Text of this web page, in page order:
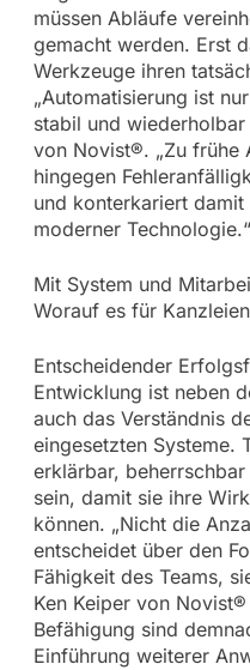
müssen Abläufe
gemacht werden. Erst
Werkzeuge ihren
„Automatisierung ist
stabil und
von Novist®. „Zu frühe
hingegen
und konterkariert
moderner Technologie.“
Mit System und
Worauf es für
Entscheidender
Entwicklung ist neben
auch das Verständnis
eingesetzten Systeme.
erklärbar,
sein, damit sie ihre
können. „Nicht die
entscheidet über den
Fähigkeit des Teams,
Ken Keiper von
Befähigung sind
Einführung weiterer